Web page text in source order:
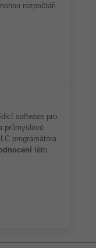
rozpočtáři
software pro
průmyslové
programátora
této